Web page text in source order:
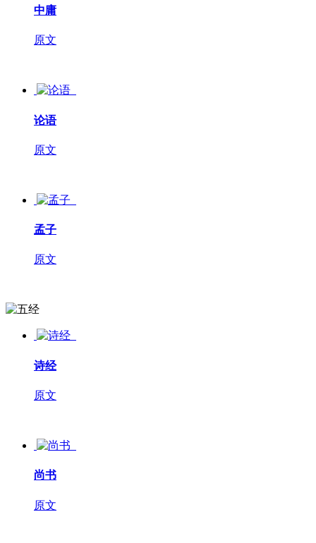
中庸
原文
论语
原文
孟子
原文
诗经
原文
尚书
原文